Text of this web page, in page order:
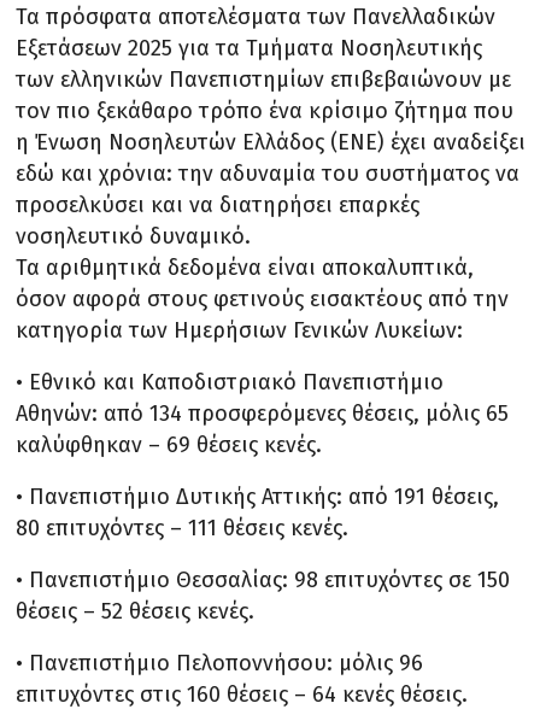
Τα πρόσφατα αποτελέσματα των Πανελλαδικών
Εξετάσεων 2025 για τα Τμήματα Νοσηλευτικής
των ελληνικών Πανεπιστημίων επιβεβαιώνουν με
τον πιο ξεκάθαρο τρόπο ένα κρίσιμο ζήτημα που
η Ένωση Νοσηλευτών Ελλάδος (ΕΝΕ) έχει αναδείξει
εδώ και χρόνια: την αδυναμία του συστήματος να
προσελκύσει και να διατηρήσει επαρκές
νοσηλευτικό δυναμικό.
Τα αριθμητικά δεδομένα είναι αποκαλυπτικά,
όσον αφορά στους φετινούς εισακτέους από την
κατηγορία των Ημερήσιων Γενικών Λυκείων:
• Εθνικό και Καποδιστριακό Πανεπιστήμιο
Αθηνών: από 134 προσφερόμενες θέσεις, μόλις 65
καλύφθηκαν – 69 θέσεις κενές.
• Πανεπιστήμιο Δυτικής Αττικής: από 191 θέσεις,
80 επιτυχόντες – 111 θέσεις κενές.
• Πανεπιστήμιο Θεσσαλίας: 98 επιτυχόντες σε 150
θέσεις – 52 θέσεις κενές.
• Πανεπιστήμιο Πελοποννήσου: μόλις 96
επιτυχόντες στις 160 θέσεις – 64 κενές θέσεις.